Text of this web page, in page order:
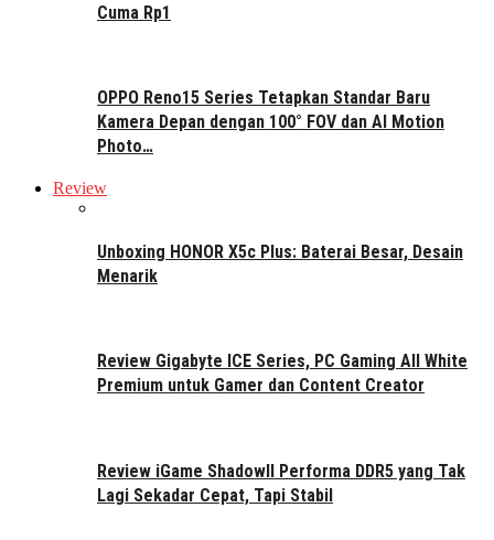
Cuma Rp1
OPPO Reno15 Series Tetapkan Standar Baru
Kamera Depan dengan 100° FOV dan AI Motion
Photo…
Review
Unboxing HONOR X5c Plus: Baterai Besar, Desain
Menarik
Review Gigabyte ICE Series, PC Gaming All White
Premium untuk Gamer dan Content Creator
Review iGame ShadowII Performa DDR5 yang Tak
Lagi Sekadar Cepat, Tapi Stabil